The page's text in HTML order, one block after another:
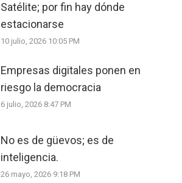
Satélite; por fin hay dónde
estacionarse
10 julio, 2026 10:05 PM
Empresas digitales ponen en
riesgo la democracia
6 julio, 2026 8:47 PM
No es de güevos; es de
inteligencia.
26 mayo, 2026 9:18 PM